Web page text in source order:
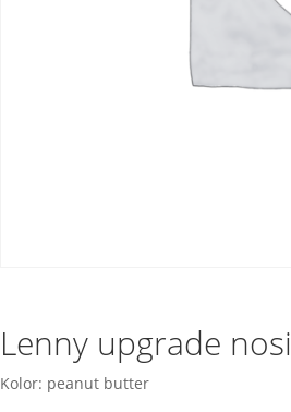
Lenny upgrade
Kolor: peanut butter